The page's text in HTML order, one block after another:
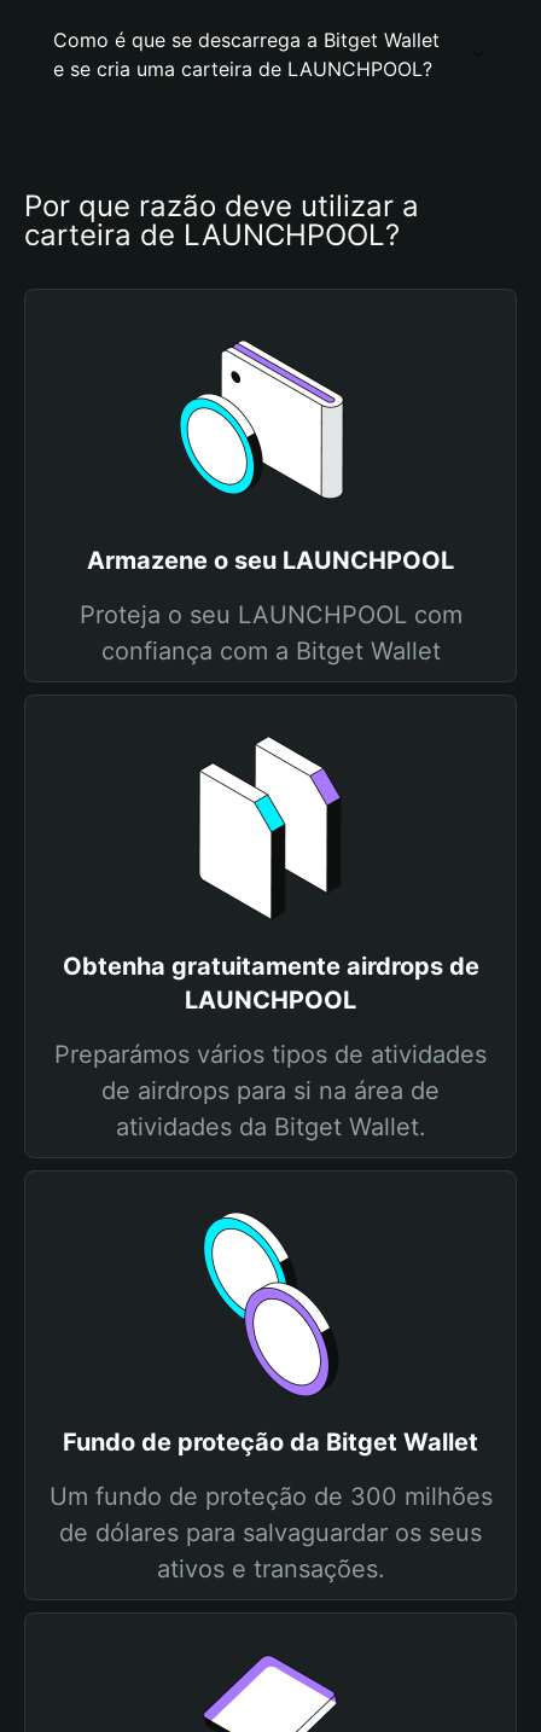
Como é que se descarrega a Bitget Wallet
e se cria uma carteira de LAUNCHPOOL?
Por que razão deve utilizar a
carteira de LAUNCHPOOL?
Armazene o seu LAUNCHPOOL
Proteja o seu LAUNCHPOOL com
confiança com a Bitget Wallet
Obtenha gratuitamente airdrops de
LAUNCHPOOL
Preparámos vários tipos de atividades
de airdrops para si na área de
atividades da Bitget Wallet.
Fundo de proteção da Bitget Wallet
Um fundo de proteção de 300 milhões
de dólares para salvaguardar os seus
ativos e transações.